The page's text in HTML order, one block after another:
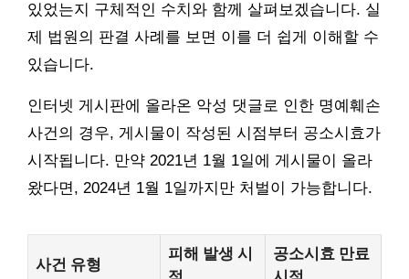
있었는지 구체적인 수치와 함께 살펴보겠습니다. 실
제 법원의 판결 사례를 보면 이를 더 쉽게 이해할 수
있습니다.
인터넷 게시판에 올라온 악성 댓글로 인한 명예훼손
사건의 경우, 게시물이 작성된 시점부터 공소시효가
시작됩니다. 만약 2021년 1월 1일에 게시물이 올라
왔다면, 2024년 1월 1일까지만 처벌이 가능합니다.
사건 유형
피해 발생 시
공소시효 만료